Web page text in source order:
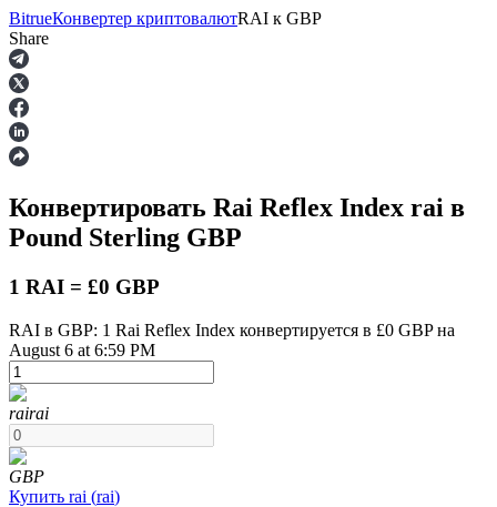
Фьючерсы
USDT-фьючерсы
BitrueКонвертер криптовалютRAI к GBP
Share
Конвертировать Rai Reflex Index rai в
Pound Sterling GBP
1 RAI = £0 GBP
RAI в GBP: 1 Rai Reflex Index конвертируется в £0 GBP на
August 6 at 6:59 PM
rairai
GBP
Купить rai (rai)